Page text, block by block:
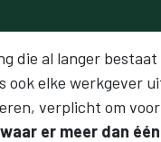
die al langer
ook elke werkgever
verplicht om
er meer dan